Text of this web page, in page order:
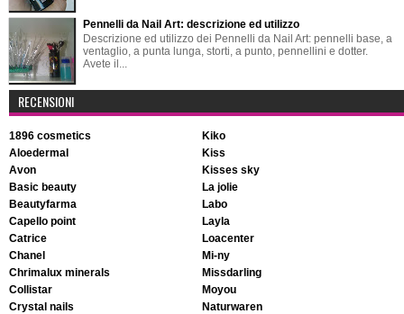
Pennelli da Nail Art: descrizione ed utilizzo
Descrizione ed utilizzo dei Pennelli da Nail Art: pennelli base, a
ventaglio, a punta lunga, storti, a punto, pennellini e dotter.
Avete il...
RECENSIONI
1896 cosmetics
aloedermal
avon
basic beauty
beautyfarma
capello point
catrice
chanel
chrimalux minerals
collistar
crystal nails
kiko
kiss
kisses sky
la jolie
labo
layla
loacenter
mi-ny
missdarling
moyou
naturwaren